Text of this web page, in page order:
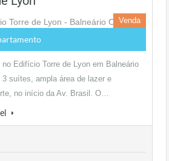
Venda
Edifício Torre de Lyon em Balneário
suítes, ampla área de lazer e
no início da Av. Brasil. O…